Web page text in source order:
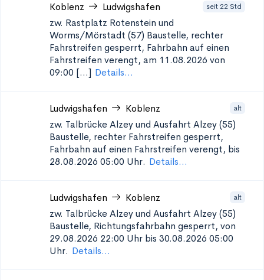
Koblenz Ludwigshafen seit 22 Std
zw. Rastplatz Rotenstein und
Worms/Mörstadt (57) Baustelle, rechter
Fahrstreifen gesperrt, Fahrbahn auf einen
Fahrstreifen verengt, am 11.08.2026 von
09:00 [...] Details...
Ludwigshafen Koblenz alt
zw. Talbrücke Alzey und Ausfahrt Alzey (55)
Baustelle, rechter Fahrstreifen gesperrt,
Fahrbahn auf einen Fahrstreifen verengt, bis
28.08.2026 05:00 Uhr. Details...
Ludwigshafen Koblenz alt
zw. Talbrücke Alzey und Ausfahrt Alzey (55)
Baustelle, Richtungsfahrbahn gesperrt, von
29.08.2026 22:00 Uhr bis 30.08.2026 05:00
Uhr. Details...